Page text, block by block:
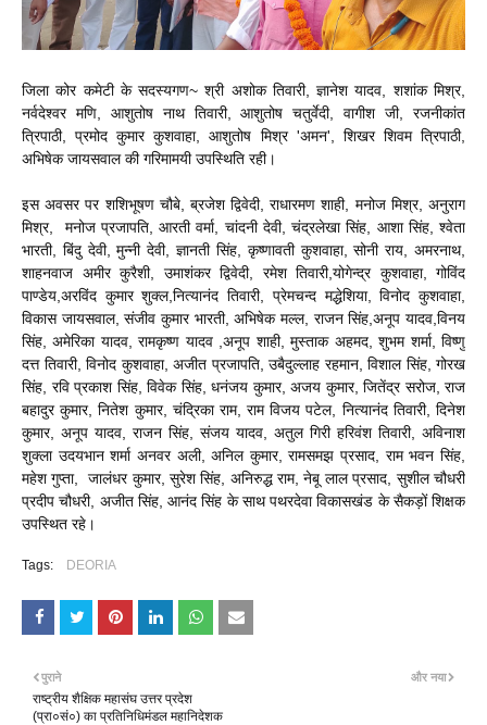
जिला कोर कमेटी के सदस्यगण~ श्री अशोक तिवारी, ज्ञानेश यादव, शशांक मिश्र,
नर्वदेश्वर मणि, आशुतोष नाथ तिवारी, आशुतोष चतुर्वेदी, वागीश जी, रजनीकांत
त्रिपाठी, प्रमोद कुमार कुशवाहा, आशुतोष मिश्र 'अमन', शिखर शिवम त्रिपाठी,
अभिषेक जायसवाल की गरिमामयी उपस्थिति रही।
इस अवसर पर शशिभूषण चौबे, ब्रजेश द्विवेदी, राधारमण शाही, मनोज मिश्र, अनुराग
मिश्र, मनोज प्रजापति, आरती वर्मा, चांदनी देवी, चंद्रलेखा सिंह, आशा सिंह, श्वेता
भारती, बिंदु देवी, मुन्नी देवी, ज्ञानती सिंह, कृष्णावती कुशवाहा, सोनी राय, अमरनाथ,
शाहनवाज अमीर कुरैशी, उमाशंकर द्विवेदी, रमेश तिवारी,योगेन्द्र कुशवाहा, गोविंद
पाण्डेय,अरविंद कुमार शुक्ल,नित्यानंद तिवारी, प्रेमचन्द मद्धेशिया, विनोद कुशवाहा,
विकास जायसवाल, संजीव कुमार भारती, अभिषेक मल्ल, राजन सिंह,अनूप यादव,विनय
सिंह, अमेरिका यादव, रामकृष्ण यादव ,अनूप शाही, मुस्ताक अहमद, शुभम शर्मा, विष्णु
दत्त तिवारी, विनोद कुशवाहा, अजीत प्रजापति, उबैदुल्लाह रहमान, विशाल सिंह, गोरख
सिंह, रवि प्रकाश सिंह, विवेक सिंह, धनंजय कुमार, अजय कुमार, जितेंद्र सरोज, राज
बहादुर कुमार, नितेश कुमार, चंद्रिका राम, राम विजय पटेल, नित्यानंद तिवारी, दिनेश
कुमार, अनूप यादव, राजन सिंह, संजय यादव, अतुल गिरी हरिवंश तिवारी, अविनाश
शुक्ला उदयभान शर्मा अनवर अली, अनिल कुमार, रामसमझ प्रसाद, राम भवन सिंह,
महेश गुप्ता, जालंधर कुमार, सुरेश सिंह, अनिरुद्ध राम, नेबू लाल प्रसाद, सुशील चौधरी
प्रदीप चौधरी, अजीत सिंह, आनंद सिंह के साथ पथरदेवा विकासखंड के सैकड़ों शिक्षक
उपस्थित रहे।
Tags: DEORIA
और नया
पुराने
राष्ट्रीय शैक्षिक महासंघ उत्तर प्रदेश
(प्रा०सं०) का प्रतिनिधिमंडल महानिदेशक